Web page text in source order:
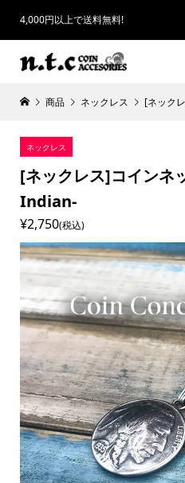
4,000円以上で送料無料!
商品 ネックレス [ネック
ネックレス
[ネックレス]コインネ
Indian-
¥2,750(税込)